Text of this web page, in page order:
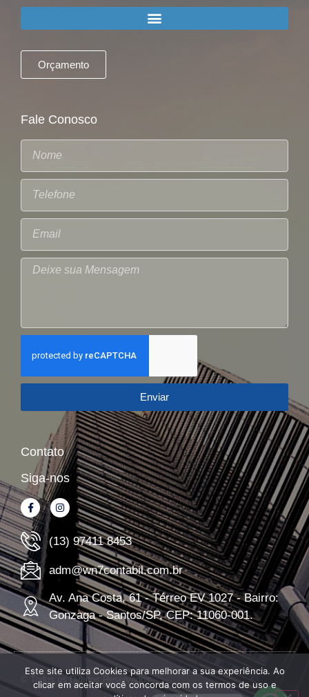
Orçamento
Fale Conosco
Enviar
Contato
Siga-nos
(13) 97411 8453
adm@wn7contabil.com.br
Av. Ana Costa, 61 - Térreo EV 1027 - Bairro:
Gonzaga - Santos/SP, CEP: 11060-001.
© Todos os Direitos Reservados
Este site utiliza Cookies para melhorar a sua experiência. Ao
clicar em aceitar você concorda com os termos de uso e